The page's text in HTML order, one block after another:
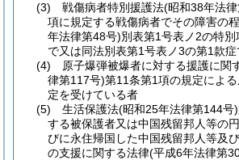
(3)
戦傷病者特別援護法(昭和38年法
項に規定する戦傷病者でその障害の
年法律第48号)別表第1号表ノ2の特別
で又は同法別表第1号表ノ3の第1款
(4)
原子爆弾被爆者に対する援護に関
律第117号)第11条第1項の規定によ
定を受けている者
(5)
生活保護法(昭和25年法律第144号)
する被保護者又は中国残留邦人等の
びに永住帰国した中国残留邦人等及
の支援に関する法律(平成6年法律第